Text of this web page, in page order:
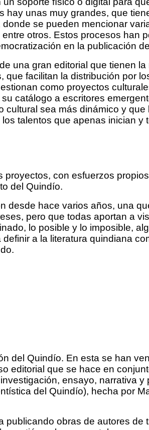
unas muy grandes, que
se pueden mencionar
otros. Estos procesos han
en la publicación
una gran editorial que tienen
facilitan la distribución por
como proyectos
catálogo a escritores
sea más dinámico y
talentos que apenas inician y
con esfuerzos
del Quindío.
desde hace varios años, una
pero que todas aportan a
lo posible y lo imposible,
a la literatura quindiana
del Quindío. En esta se han
editorial que se hace en
ensayo, narrativa
del Quindío), hecha por
obras de autores